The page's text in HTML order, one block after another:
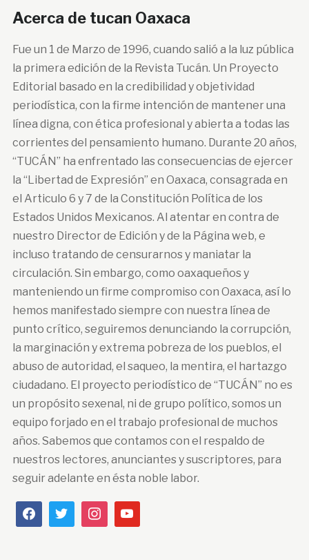
Acerca de tucan Oaxaca
Fue un 1 de Marzo de 1996, cuando salió a la luz pública
la primera edición de la Revista Tucán. Un Proyecto
Editorial basado en la credibilidad y objetividad
periodística, con la firme intención de mantener una
línea digna, con ética profesional y abierta a todas las
corrientes del pensamiento humano. Durante 20 años,
“TUCÁN” ha enfrentado las consecuencias de ejercer
la “Libertad de Expresión” en Oaxaca, consagrada en
el Articulo 6 y 7 de la Constitución Política de los
Estados Unidos Mexicanos. Al atentar en contra de
nuestro Director de Edición y de la Página web, e
incluso tratando de censurarnos y maniatar la
circulación. Sin embargo, como oaxaqueños y
manteniendo un firme compromiso con Oaxaca, así lo
hemos manifestado siempre con nuestra línea de
punto crítico, seguiremos denunciando la corrupción,
la marginación y extrema pobreza de los pueblos, el
abuso de autoridad, el saqueo, la mentira, el hartazgo
ciudadano. El proyecto periodístico de “TUCÁN” no es
un propósito sexenal, ni de grupo político, somos un
equipo forjado en el trabajo profesional de muchos
años. Sabemos que contamos con el respaldo de
nuestros lectores, anunciantes y suscriptores, para
seguir adelante en ésta noble labor.